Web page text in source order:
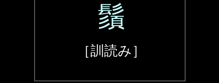
鬚
［訓読み］